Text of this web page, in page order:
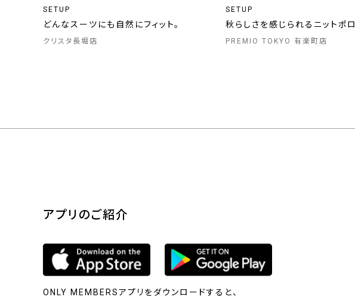
SETUP
どんなスーツにも自然にフィット。
クリスタ長堀店
SETUP
秋らしさを感じられるニットポロ
PREMIO TOKYO 有楽町店
アプリのご紹介
ONLY MEMBERSアプリをダウンロードすると、